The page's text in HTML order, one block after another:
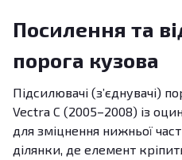
Посилення та
порога кузова
Підсилювачі (з’єднувачі)
Vectra C (2005–2008) із
для зміцнення нижньої
ділянки, де елемент